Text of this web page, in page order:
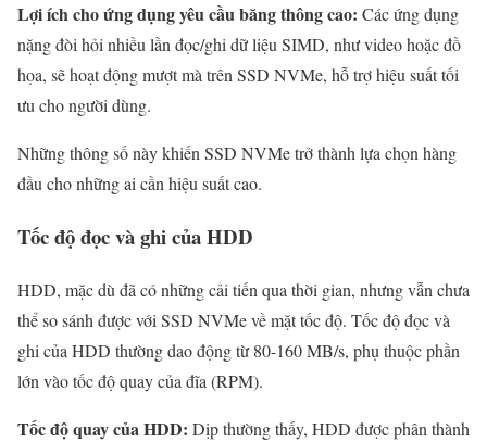
Lợi ích cho ứng dụng yêu cầu băng thông cao: Các ứng dụng
nặng đòi hỏi nhiều lần đọc/ghi dữ liệu SIMD, như video hoặc đồ
họa, sẽ hoạt động mượt mà trên SSD NVMe, hỗ trợ hiệu suất tối
ưu cho người dùng.
Những thông số này khiến SSD NVMe trở thành lựa chọn hàng
đầu cho những ai cần hiệu suất cao.
Tốc độ đọc và ghi của HDD
HDD, mặc dù đã có những cải tiến qua thời gian, nhưng vẫn chưa
thể so sánh được với SSD NVMe về mặt tốc độ. Tốc độ đọc và
ghi của HDD thường dao động từ 80-160 MB/s, phụ thuộc phần
lớn vào tốc độ quay của đĩa (RPM).
Tốc độ quay của HDD: Dịp thường thấy, HDD được phân thành